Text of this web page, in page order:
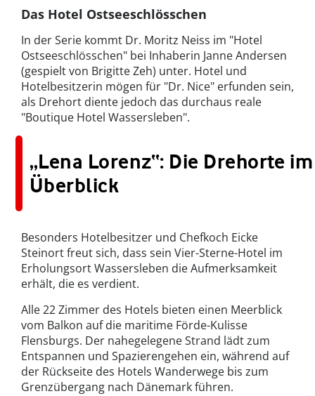
Das Hotel Ostseeschlösschen
In der Serie kommt Dr. Moritz Neiss im "Hotel
Ostseeschlösschen" bei Inhaberin Janne Andersen
(gespielt von Brigitte Zeh) unter. Hotel und
Hotelbesitzerin mögen für "Dr. Nice" erfunden sein,
als Drehort diente jedoch das durchaus reale
"Boutique Hotel Wassersleben".
„Lena Lorenz“: Die Drehorte im
Überblick
Besonders Hotelbesitzer und Chefkoch Eicke
Steinort freut sich, dass sein Vier-Sterne-Hotel im
Erholungsort Wassersleben die Aufmerksamkeit
erhält, die es verdient.
Alle 22 Zimmer des Hotels bieten einen Meerblick
vom Balkon auf die maritime Förde-Kulisse
Flensburgs. Der nahegelegene Strand lädt zum
Entspannen und Spazierengehen ein, während auf
der Rückseite des Hotels Wanderwege bis zum
Grenzübergang nach Dänemark führen.